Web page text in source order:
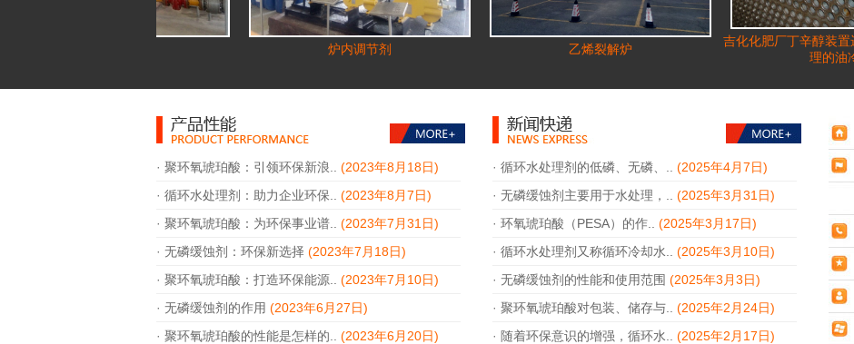
吉化化肥厂丁辛醇装置运行3年后拆检
· 聚环氧琥珀酸：引领环保新浪..
(2023年8月18日)
· 循环水处理剂：助力企业环保..
(2023年8月7日)
· 聚环氧琥珀酸：为环保事业谱..
(2023年7月31日)
· 无磷缓蚀剂：环保新选择 (2023年7月18日)
· 聚环氧琥珀酸：打造环保能源..
(2023年7月10日)
· 无磷缓蚀剂的作用 (2023年6月27日)
· 聚环氧琥珀酸的性能是怎样的..
(2023年6月20日)
· 循环水处理剂的低磷、无磷、..
(2025年4月7日)
· 无磷缓蚀剂主要用于水处理，..
(2025年3月31日)
· 环氧琥珀酸（PESA）的作..
(2025年3月17日)
· 循环水处理剂又称循环冷却水..
(2025年3月10日)
· 无磷缓蚀剂的性能和使用范围 (2025年3月3日)
· 聚环氧琥珀酸对包装、储存与..
(2025年2月24日)
· 随着环保意识的增强，循环水..
(2025年2月17日)